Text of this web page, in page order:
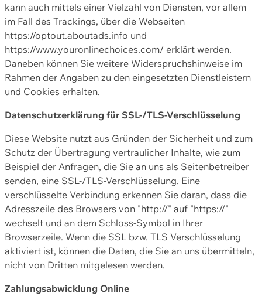
kann auch mittels einer Vielzahl von Diensten, vor allem
im Fall des Trackings, über die Webseiten
https://optout.aboutads.info und
https://www.youronlinechoices.com/ erklärt werden.
Daneben können Sie weitere Widerspruchshinweise im
Rahmen der Angaben zu den eingesetzten Dienstleistern
und Cookies erhalten.
Datenschutzerklärung für SSL-/TLS-Verschlüsselung
Diese Website nutzt aus Gründen der Sicherheit und zum
Schutz der Übertragung vertraulicher Inhalte, wie zum
Beispiel der Anfragen, die Sie an uns als Seitenbetreiber
senden, eine SSL-/TLS-Verschlüsselung. Eine
verschlüsselte Verbindung erkennen Sie daran, dass die
Adresszeile des Browsers von "http://" auf "https://"
wechselt und an dem Schloss-Symbol in Ihrer
Browserzeile. Wenn die SSL bzw. TLS Verschlüsselung
aktiviert ist, können die Daten, die Sie an uns übermitteln,
nicht von Dritten mitgelesen werden.
Zahlungsabwicklung Online